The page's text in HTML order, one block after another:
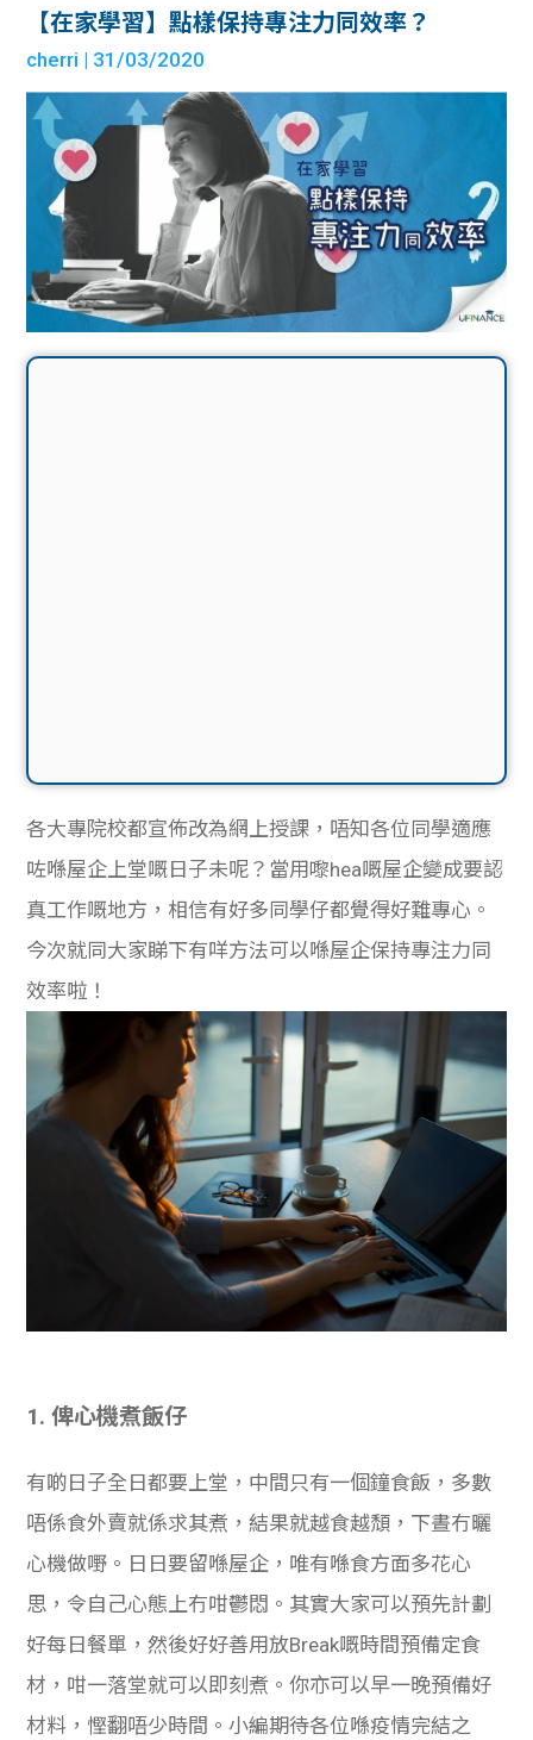
【在家學習】點樣保持專注力同效率？
cherri | 31/03/2020
各大專院校都宣佈改為網上授課，唔知各位同學適應
咗喺屋企上堂嘅日子未呢？當用嚟hea嘅屋企變成要認
真工作嘅地方，相信有好多同學仔都覺得好難專心。
今次就同大家睇下有咩方法可以喺屋企保持專注力同
效率啦！
1. 俾心機煮飯仔
有啲日子全日都要上堂，中間只有一個鐘食飯，多數
唔係食外賣就係求其煮，結果就越食越頹，下晝冇曬
心機做嘢。日日要留喺屋企，唯有喺食方面多花心
思，令自己心態上冇咁鬱悶。其實大家可以預先計劃
好每日餐單，然後好好善用放Break嘅時間預備定食
材，咁一落堂就可以即刻煮。你亦可以早一晚預備好
材料，慳翻唔少時間。小編期待各位喺疫情完結之